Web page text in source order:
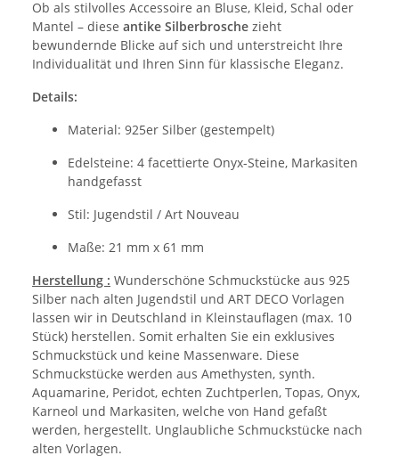
Ob als stilvolles Accessoire an Bluse, Kleid, Schal oder
Mantel – diese antike Silberbrosche zieht
bewundernde Blicke auf sich und unterstreicht Ihre
Individualität und Ihren Sinn für klassische Eleganz.
Details:
Material: 925er Silber (gestempelt)
Edelsteine: 4 facettierte Onyx-Steine, Markasiten
handgefasst
Stil: Jugendstil / Art Nouveau
Maße: 21 mm x 61 mm
Herstellung : Wunderschöne Schmuckstücke aus 925
Silber nach alten Jugendstil und ART DECO Vorlagen
lassen wir in Deutschland in Kleinstauflagen (max. 10
Stück) herstellen. Somit erhalten Sie ein exklusives
Schmuckstück und keine Massenware. Diese
Schmuckstücke werden aus Amethysten, synth.
Aquamarine, Peridot, echten Zuchtperlen, Topas, Onyx,
Karneol und Markasiten, welche von Hand gefaßt
werden, hergestellt. Unglaubliche Schmuckstücke nach
alten Vorlagen.